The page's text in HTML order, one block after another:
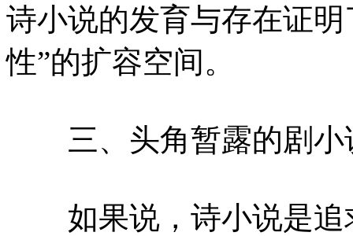
诗小说的发育与存在证
性”的扩容空间。
三、头角暂露的剧小
如果说，诗小说是追